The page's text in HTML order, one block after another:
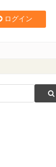
ログイン
入